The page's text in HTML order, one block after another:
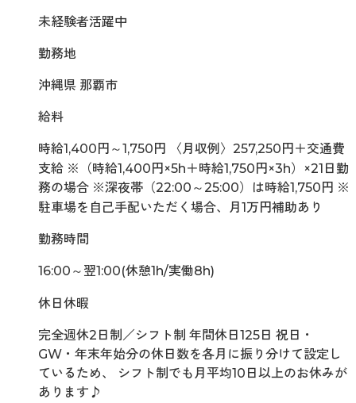
未経験者活躍中
勤務地
沖縄県 那覇市
給料
時給1,400円～1,750円 〈月収例〉257,250円＋交通費
支給 ※（時給1,400円×5h＋時給1,750円×3h）×21日勤
務の場合 ※深夜帯（22:00～25:00）は時給1,750円 ※
駐車場を自己手配いただく場合、月1万円補助あり
勤務時間
16:00～翌1:00(休憩1h/実働8h)
休日休暇
完全週休2日制／シフト制 年間休日125日 祝日・
GW・年末年始分の休日数を各月に振り分けて設定し
ているため、 シフト制でも月平均10日以上のお休みが
あります♪